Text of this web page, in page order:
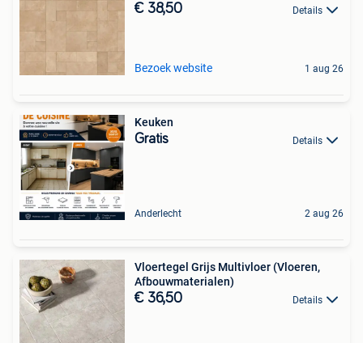
€ 38,50 Details
Bezoek website 1 aug 26
Keuken
Gratis Details
Anderlecht 2 aug 26
Vloertegel Grijs Multivloer (Vloeren,
Afbouwmaterialen)
€ 36,50 Details